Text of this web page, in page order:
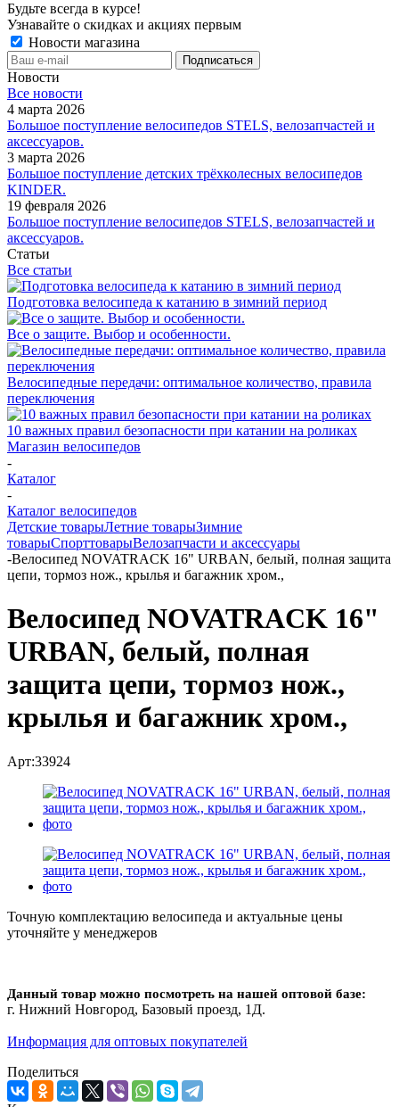
Будьте всегда в курсе!
Узнавайте о скидках и акциях первым
Новости магазина
Новости
Все новости
4 марта 2026
Большое поступление велосипедов STELS, велозапчастей и
аксессуаров.
3 марта 2026
Большое поступление детских трёхколесных велосипедов
KINDER.
19 февраля 2026
Большое поступление велосипедов STELS, велозапчастей и
аксессуаров.
Статьи
Все статьи
Подготовка велосипеда к катанию в зимний период
Все о защите. Выбор и особенности.
Велосипедные передачи: оптимальное количество, правила
переключения
10 важных правил безопасности при катании на роликах
Магазин велосипедов
-
Каталог
-
Каталог велосипедов
Детские товарыЛетние товарыЗимние
товарыСпорттоварыВелозапчасти и аксессуары
-Велосипед NOVATRACK 16" URBAN, белый, полная защита
цепи, тормоз нож., крылья и багажник хром.,
Велосипед NOVATRACK 16"
URBAN, белый, полная
защита цепи, тормоз нож.,
крылья и багажник хром.,
Арт:33924
Точную комплектацию велосипеда и актуальные цены
уточняйте у менеджеров
Данный товар можно посмотреть на нашей оптовой базе:
г. Нижний Новгород, Базовый проезд, 1Д.
Информация для оптовых покупателей
Поделиться